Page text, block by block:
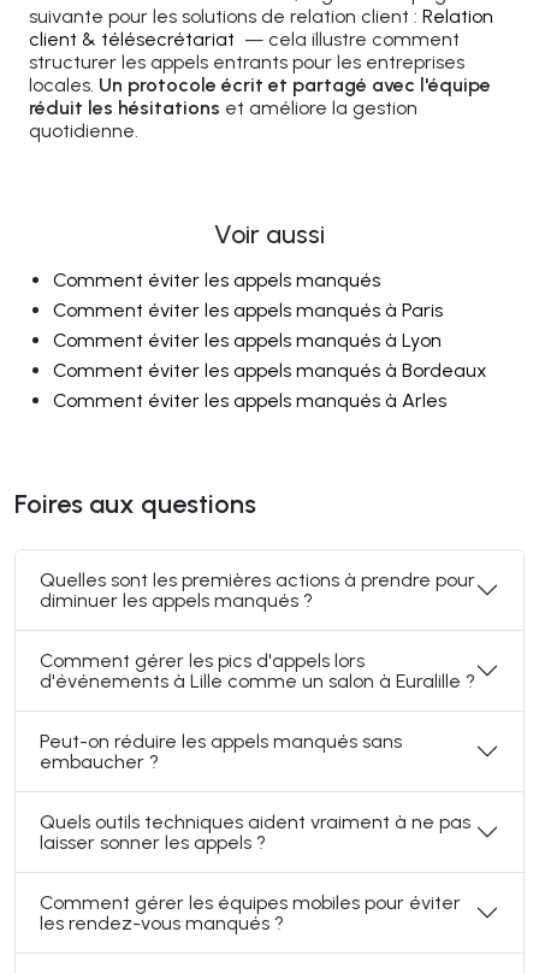
suivante pour les solutions de relation client : Relation
client & télésecrétariat — cela illustre comment
structurer les appels entrants pour les entreprises
locales. Un protocole écrit et partagé avec l'équipe
réduit les hésitations et améliore la gestion
quotidienne.
Voir aussi
Comment éviter les appels manqués
Comment éviter les appels manqués à Paris
Comment éviter les appels manqués à Lyon
Comment éviter les appels manqués à Bordeaux
Comment éviter les appels manqués à Arles
Foires aux questions
Quelles sont les premières actions à prendre pour
diminuer les appels manqués ?
Comment gérer les pics d'appels lors
d'événements à Lille comme un salon à Euralille ?
Peut-on réduire les appels manqués sans
embaucher ?
Quels outils techniques aident vraiment à ne pas
laisser sonner les appels ?
Comment gérer les équipes mobiles pour éviter
les rendez-vous manqués ?